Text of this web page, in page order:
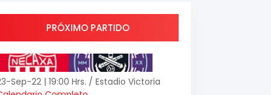
PRÓXIMO PARTIDO
Sep-22 | 19:00 Hrs. / Estadio Victoria